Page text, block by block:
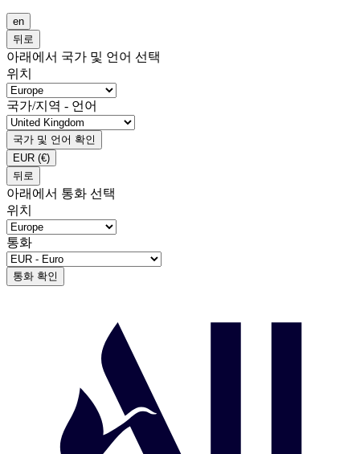
en
뒤로
아래에서 국가 및 언어 선택
위치
국가/지역 - 언어
국가 및 언어 확인
EUR (€)
뒤로
아래에서 통화 선택
위치
통화
통화 확인